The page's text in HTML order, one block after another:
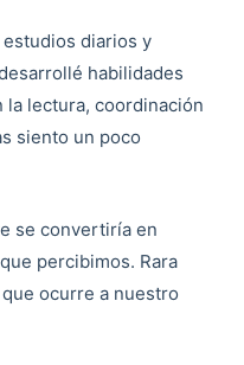
estudios diarios y
habilidades
la lectura, coordinación
siento un poco
se convertiría en
percibimos. Rara
ocurre a nuestro